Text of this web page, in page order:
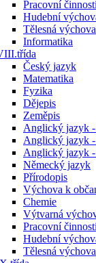
Pracovní činnosti
Hudební
Tělesná výchova
Informatika
Český jazyk
Matematika
Fyzika
Dějepis
Zeměpis
Anglický jazyk
Anglický jazyk
Anglický jazyk
Německý jazyk
Přírodopis
Výchova k
Chemie
Výtvarná
Pracovní činnosti
Hudební
Tělesná výchova